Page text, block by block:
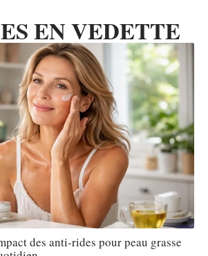
EN VEDETTE
des anti-rides pour peau grasse